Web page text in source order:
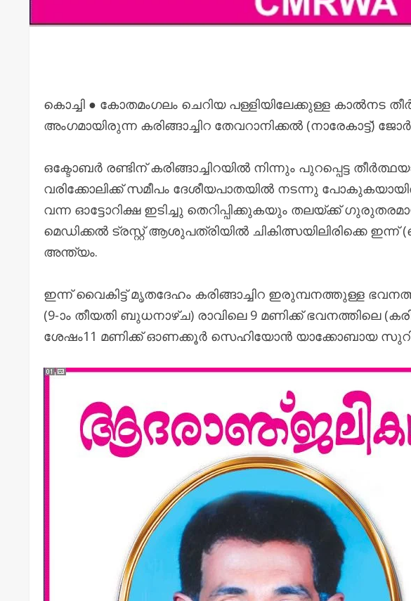
കൊച്ചി ● കോതമംഗലം ചെറിയ പള്ളിയിലേക്കുള്ള കാൽനട
അംഗമായിരുന്ന കരിങ്ങാച്ചിറ തേവറാനിക്കൽ (നാരേകാട്ട്)
ഒക്ടോബർ രണ്ടിന് കരിങ്ങാച്ചിറയിൽ നിന്നും പുറപ്പെട്ട
വരിക്കോലിക്ക് സമീപം ദേശീയപാതയിൽ നടന്നു
വന്ന ഓട്ടോറിക്ഷ ഇടിച്ചു തെറിപ്പിക്കുകയും തലയ്ക്ക്
മെഡിക്കൽ ട്രസ്റ്റ് ആശുപത്രിയിൽ ചികിത്സയിലിരിക്കെ
അന്ത്യം.
ഇന്ന് വൈകിട്ട് മൃതദേഹം കരിങ്ങാച്ചിറ ഇരുമ്പനത്തുള്ള
(9-ാം തീയതി ബുധനാഴ്ച) രാവിലെ 9 മണിക്ക് ഭവനത്തിലെ
ശേഷം11 മണിക്ക് ഓണക്കൂർ സെഹിയോൻ യാക്കോബായ